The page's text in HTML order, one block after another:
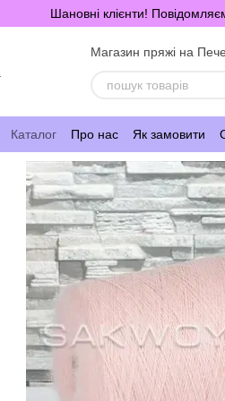
контентуШановні клієнти!
Магазин пряжі на
Каталог Про нас Як замовити